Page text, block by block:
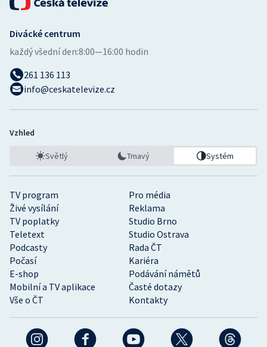
TV program
Pro média
Živé vysílání
Reklama
TV poplatky
Studio Brno
Teletext
Studio Ostrava
Podcasty
Rada ČT
Počasí
Kariéra
E-shop
Podávání námětů
Mobilní a TV aplikace
Časté dotazy
Vše o ČT
Kontakty
Divácké centrum
každý všední den:8:00—16:00 hodin
261 136 113
info@ceskatelevize.cz
Vzhled
Světlý Tmavý Systém